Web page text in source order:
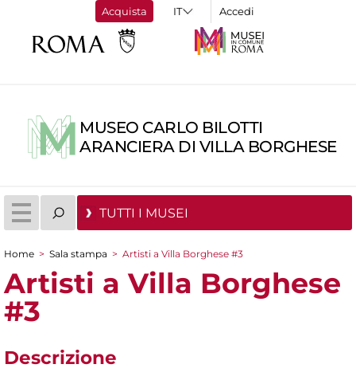
Acquista Accedi
MUSEO CARLO BILOTTI
ARANCIERA DI VILLA BORGHESE
TUTTI I MUSEI
Tu sei qui
Home > Sala stampa > Artisti a Villa Borghese #3
Artisti a Villa Borghese
#3
Descrizione